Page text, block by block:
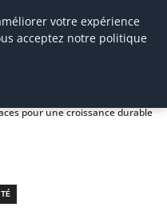
pour une croissance durable
votre expérience
acceptez notre politique